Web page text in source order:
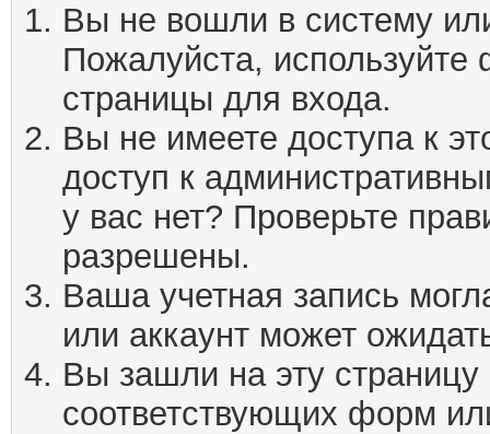
Вы не вошли в систему
Пожалуйста,
страницы для входа.
Вы не имеете доступа к
доступ к
у вас нет? Проверьте
разрешены.
Ваша учетная запись
или аккаунт может
Вы зашли на эту
соответствующих форм